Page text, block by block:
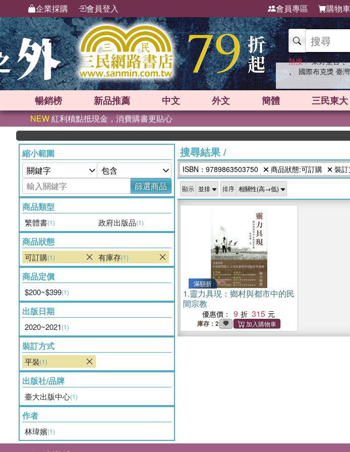
企業採購 會員登入 會員專區 購物車
熱搜： 東野圭吾 、
、 國際布克獎 臺
暢銷榜 新品推薦 中文 外文 簡體 三民東大
NEW紅利積點抵現金，消費購書更貼心
縮小範圍
篩選商品
商品類型
繁體書(1) 政府出版品(1)
商品狀態
可訂購(1) 有庫存(1)
商品定價
$200~$399(1)
出版日期
2020~2021(1)
裝訂方式
平裝(1)
出版社/品牌
臺大出版中心(1)
作者
林瑋嬪(1)
搜尋結果/
ISBN：9789863503750 商品狀態:可訂購 裝
顯示 排序
滿額折
1.靈力具現：鄉村與都市中的民
間宗教
優惠價： 9 315
庫存：2